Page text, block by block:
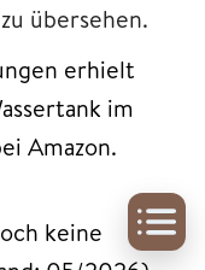
übersehen.
erhielt
im
Amazon.
keine